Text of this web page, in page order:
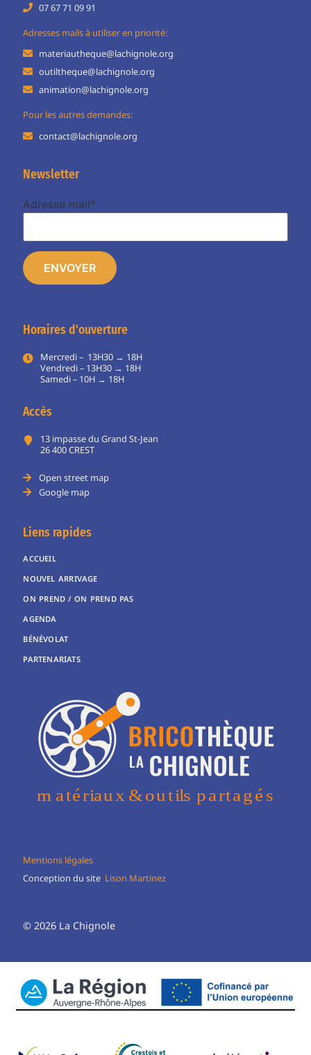
Mentions légales
Conception du site Lison Martinez
© 2026 La Chignole
Liens rapides
ACCUEIL
NOUVEL ARRIVAGE
ON PREND / ON PREND PAS
AGENDA
BÉNÉVOLAT
PARTENARIATS
Horaires d'ouverture
Mercredi – 13H30 → 18H
Vendredi – 13H30 → 18H
Samedi – 10H → 18H
Accès
13 impasse du Grand St-Jean
26 400 CREST
Open street map
Google map
07 67 71 09 91
Adresses mails à utiliser en priorité:
materiautheque@lachignole.org
outiltheque@lachignole.org
animation@lachignole.org
Pour les autres demandes:
contact@lachignole.org
Newsletter
Adresse mail*